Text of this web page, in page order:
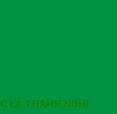
LÁ THANH NGHỊ